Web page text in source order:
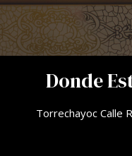
Donde
Torrechayoc Calle